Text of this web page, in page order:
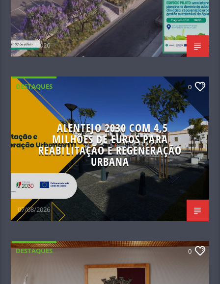
07/08/2026
DESTAQUES 0
ALENTEJO 2030 COM 4,5
MILHÕES DE EUROS PARA
REABILITAÇÃO E REGENERAÇÃO
URBANA
07/08/2026
DESTAQUES 0